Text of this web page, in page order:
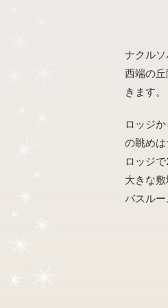
ナクル
西端の
きます。
ロッジ
の眺め
ロッジ
大きな
バスルー